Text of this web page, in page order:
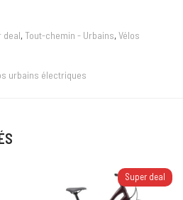
deal, Tout-chemin - Urbains, Vélos
urbains électriques
Super deal